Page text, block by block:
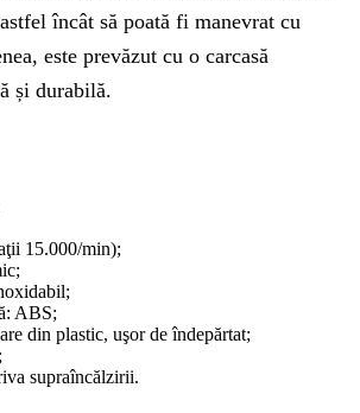
încât să poată fi manevrat cu
este prevăzut cu o carcasă
și durabilă.
15.000/min);
ABS;
din plastic, uşor de îndepărtat;
supraîncălzirii.